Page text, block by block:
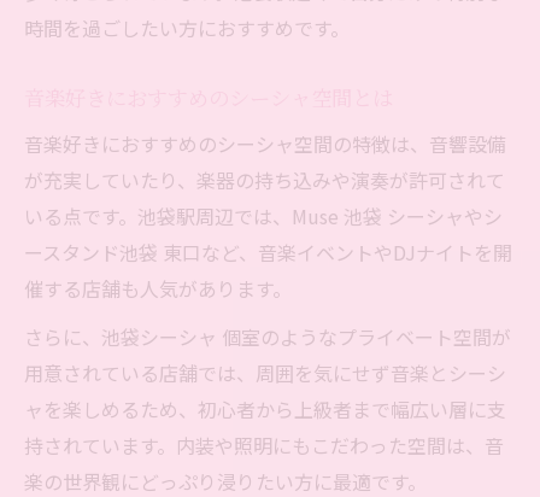
時間を過ごしたい方におすすめです。
音楽好きにおすすめのシーシャ空間の特徴は、音響設備
が充実していたり、楽器の持ち込みや演奏が許可されて
いる点です。池袋駅周辺では、Muse 池袋 シーシャやシ
ースタンド池袋 東口など、音楽イベントやDJナイトを開
催する店舗も人気があります。
さらに、池袋シーシャ 個室のようなプライベート空間が
用意されている店舗では、周囲を気にせず音楽とシーシ
ャを楽しめるため、初心者から上級者まで幅広い層に支
持されています。内装や照明にもこだわった空間は、音
楽の世界観にどっぷり浸りたい方に最適です。